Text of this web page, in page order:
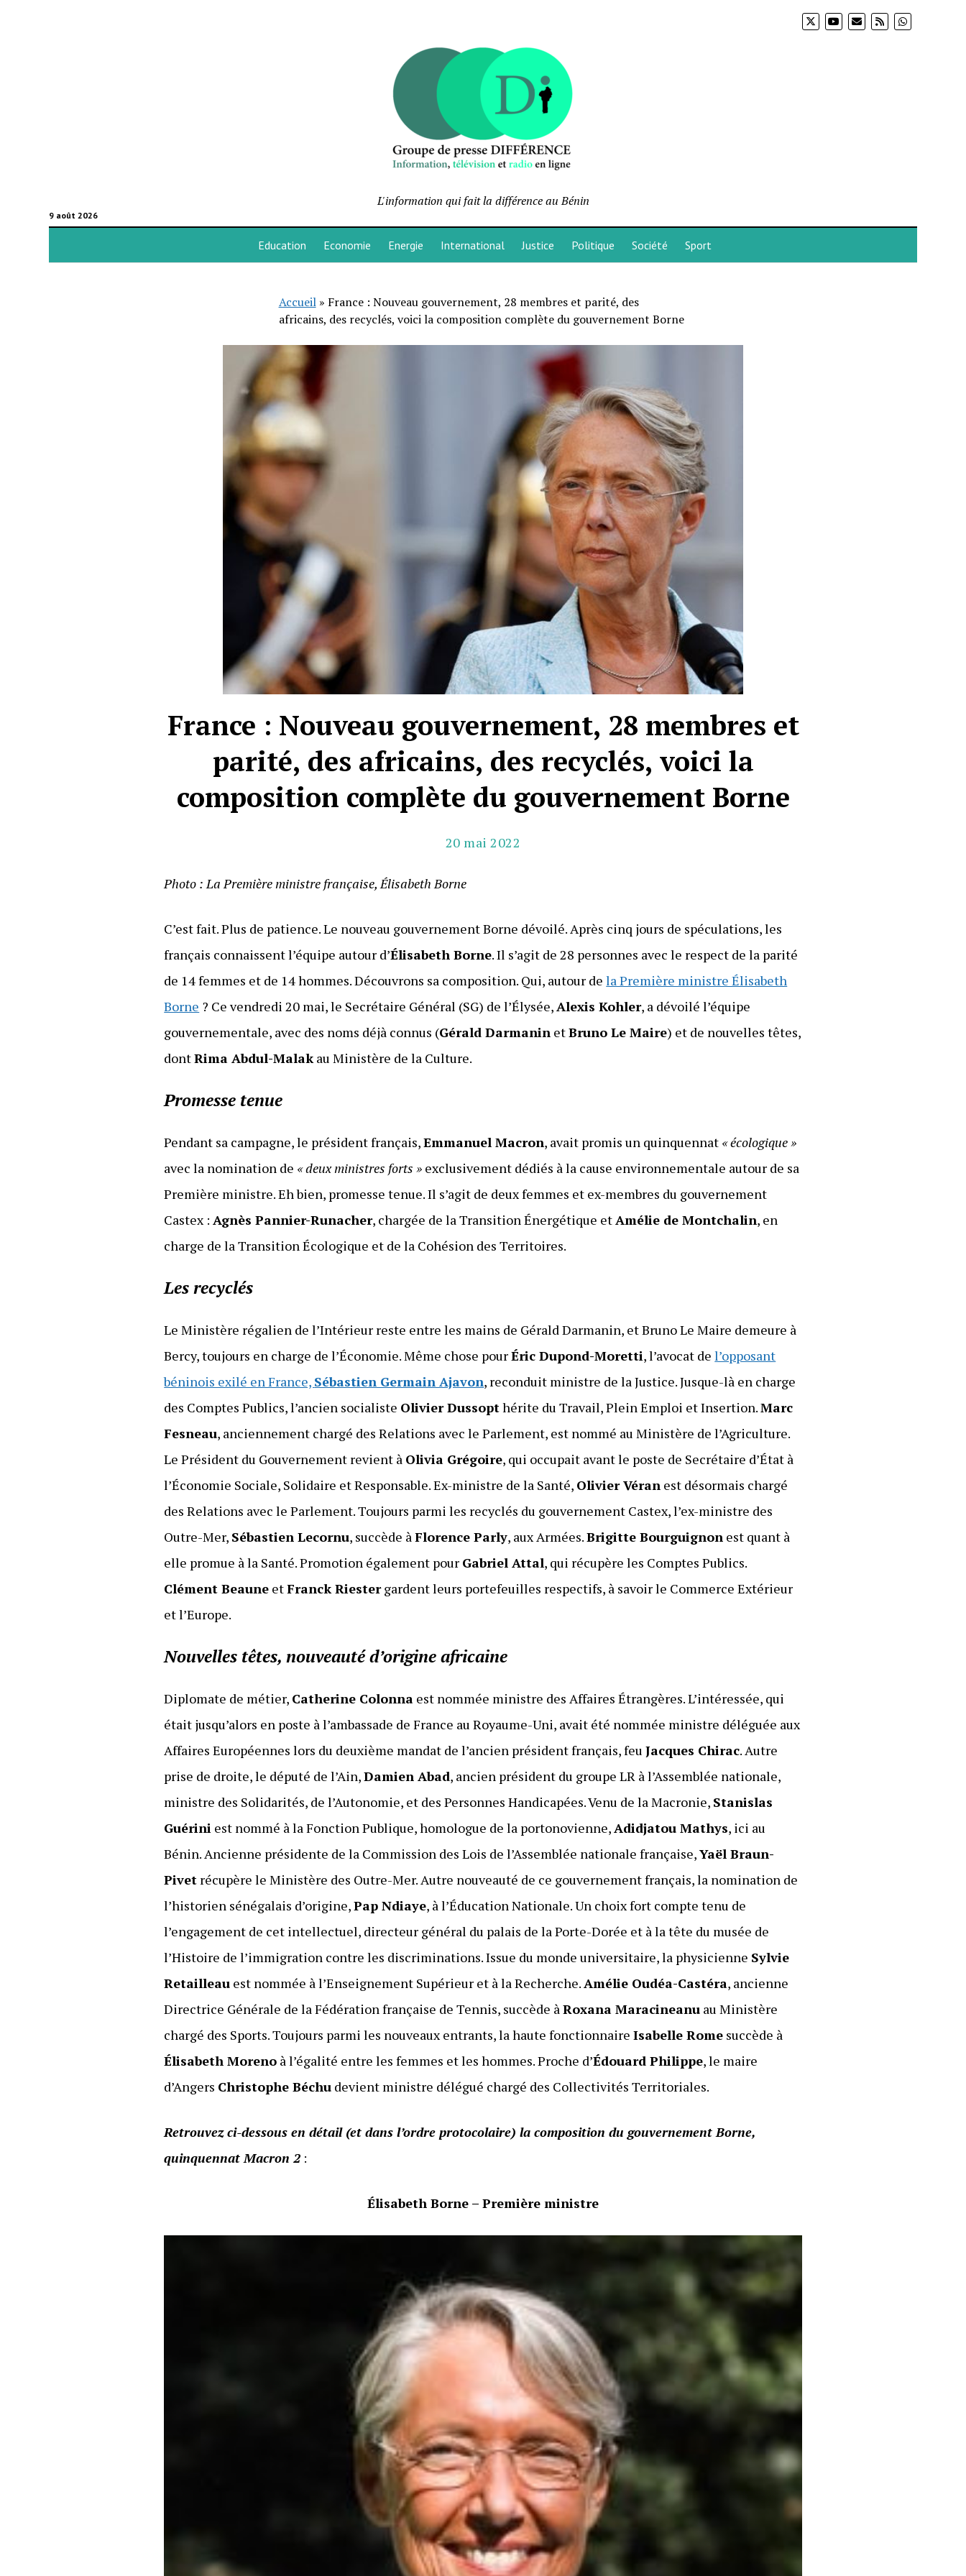
9 août 2026
L'information qui fait la différence au Bénin
Education Economie Energie International Justice Politique Société Sport
Accueil» France : Nouveau gouvernement, 28 membres et parité, des
africains, des recyclés, voici la composition complète du gouvernement Borne
France : Nouveau gouvernement, 28 membres et
parité, des africains, des recyclés, voici la
composition complète du gouvernement Borne
20 mai 2022
Photo : La Première ministre française, Élisabeth Borne
C’est fait. Plus de patience. Le nouveau gouvernement Borne dévoilé. Après cinq jours de spéculations, les
français connaissent l’équipe autour d’Élisabeth Borne. Il s’agit de 28 personnes avec le respect de la parité
de 14 femmes et de 14 hommes. Découvrons sa composition. Qui, autour dela Première ministre Élisabeth
Borne ? Ce vendredi 20 mai, le Secrétaire Général (SG) de l’Élysée,Alexis Kohler, a dévoilé l’équipe
gouvernementale, avec des noms déjà connus (Gérald Darmanin etBruno Le Maire) et de nouvelles têtes,
dontRima Abdul-Malakau Ministère de la Culture.
Promesse tenue
Pendant sa campagne, le président français,Emmanuel Macron, avait promis un quinquennat « écologique »
avec la nomination de « deux ministres forts » exclusivement dédiés à la cause environnementale autour de sa
Première ministre. Eh bien, promesse tenue. Il s’agit de deux femmes et ex-membres du gouvernement
Castex :Agnès Pannier-Runacher, chargée de la Transition Énergétique etAmélie de Montchalin, en
charge de la Transition Écologique et de la Cohésion des Territoires.
Les recyclés
Le Ministère régalien de l’Intérieur reste entre les mains de Gérald Darmanin, et Bruno Le Maire demeure à
Bercy, toujours en charge de l’Économie. Même chose pourÉric Dupond-Moretti, l’avocat del’opposant
béninois exilé en France, Sébastien Germain Ajavon, reconduit ministre de la Justice. Jusque-là en charge
des Comptes Publics, l’ancien socialiste Olivier Dussopthérite du Travail, Plein Emploi et Insertion.Marc
Fesneau, anciennement chargé des Relations avec le Parlement, est nommé au Ministère de l’Agriculture.
Le Président du Gouvernement revient à Olivia Grégoire, qui occupait avant le poste de Secrétaire d’État à
l’Économie Sociale, Solidaire et Responsable. Ex-ministre de la Santé, Olivier Véran est désormais chargé
des Relations avec le Parlement. Toujours parmi les recyclés du gouvernement Castex, l’ex-ministre des
Outre-Mer, Sébastien Lecornu, succède àFlorence Parly, aux Armées.Brigitte Bourguignon est quant à
elle promue à la Santé. Promotion également pour Gabriel Attal, qui récupère les Comptes Publics.
Clément Beaune etFranck Riestergardent leurs portefeuilles respectifs, à savoir le Commerce Extérieur
et l’Europe.
Nouvelles têtes, nouveauté d’origine africaine
Diplomate de métier, Catherine Colonna est nommée ministre des Affaires Étrangères. L’intéressée, qui
était jusqu’alors en poste à l’ambassade de France au Royaume-Uni, avait été nommée ministre déléguée aux
Affaires Européennes lors du deuxième mandat de l’ancien président français, feuJacques Chirac. Autre
prise de droite, le député de l’Ain,Damien Abad, ancien président du groupe LR à l’Assemblée nationale,
ministre des Solidarités, de l’Autonomie, et des Personnes Handicapées. Venu de la Macronie, Stanislas
Guérini est nommé à la Fonction Publique, homologue de la portonovienne,Adidjatou Mathys, ici au
Bénin. Ancienne présidente de la Commission des Lois de l’Assemblée nationale française,Yaël Braun-
Pivet récupère le Ministère des Outre-Mer. Autre nouveauté de ce gouvernement français, la nomination de
l’historien sénégalais d’origine,Pap Ndiaye, à l’Éducation Nationale. Un choix fort compte tenu de
l’engagement de cet intellectuel, directeur général du palais de la Porte-Dorée et à la tête du musée de
l’Histoire de l’immigration contre les discriminations. Issue du monde universitaire, la physicienne Sylvie
Retailleau est nommée à l’Enseignement Supérieur et à la Recherche.Amélie Oudéa-Castéra, ancienne
Directrice Générale de la Fédération française de Tennis, succède àRoxana Maracineanu au Ministère
chargé des Sports. Toujours parmi les nouveaux entrants, la haute fonctionnaireIsabelle Rome succède à
Élisabeth Moreno à l’égalité entre les femmes et les hommes. Proche d’Édouard Philippe, le maire
d’Angers Christophe Béchu devient ministre délégué chargé des Collectivités Territoriales.
Retrouvez ci-dessous en détail (et dans l’ordre protocolaire) la composition du gouvernement Borne,
quinquennat Macron 2 :
Élisabeth Borne – Première ministre